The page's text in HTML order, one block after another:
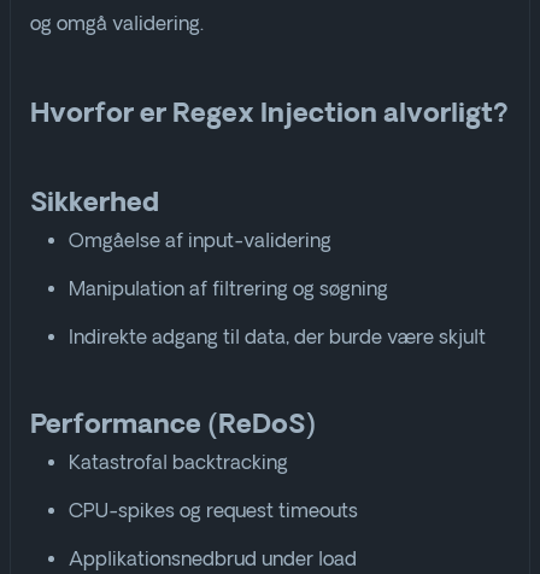
og omgå validering.
Hvorfor er Regex Injection alvorligt?
Sikkerhed
Omgåelse af input-validering
Manipulation af filtrering og søgning
Indirekte adgang til data, der burde være skjult
Performance (ReDoS)
Katastrofal backtracking
CPU-spikes og request timeouts
Applikationsnedbrud under load